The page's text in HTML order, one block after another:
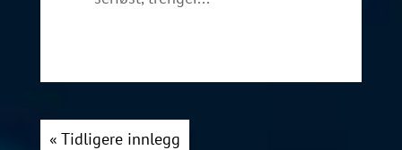
« Tidligere innlegg